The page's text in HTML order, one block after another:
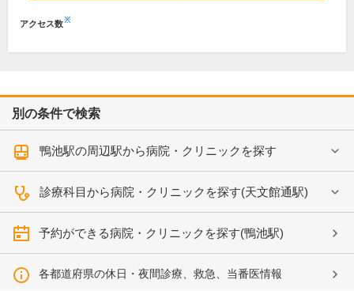
アクセス数※
別の条件で検索
鴨池駅の周辺駅から病院・クリニックを探す
診療科目から病院・クリニックを探す(天文館通駅)
予約ができる病院・クリニックを探す(鴨池駅)
各都道府県の休日・夜間診療、救急、当番医情報